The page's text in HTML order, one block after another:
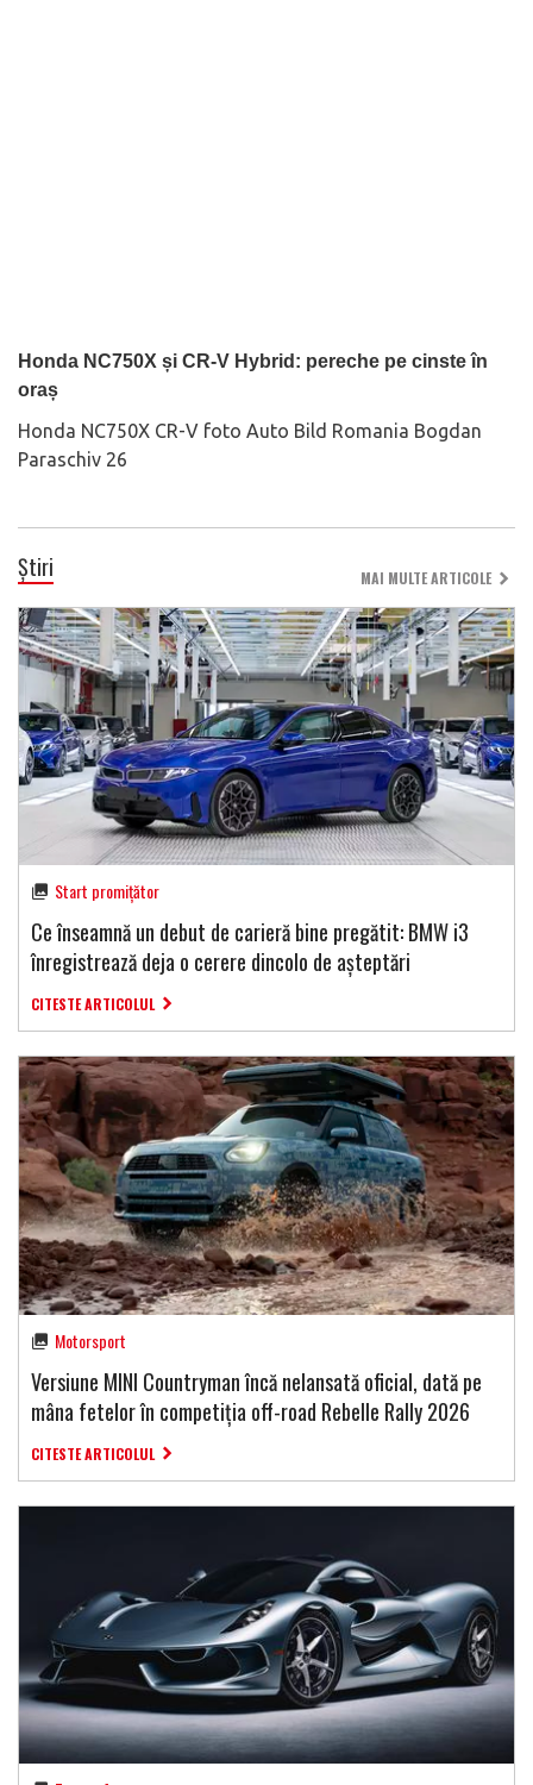
Honda NC750X și CR-V Hybrid: pereche pe cinste în
oraș
Honda NC750X CR-V foto Auto Bild Romania Bogdan
Paraschiv 26
Știri MAI MULTE ARTICOLE
Start promițător
Ce înseamnă un debut de carieră bine pregătit: BMW i3
înregistrează deja o cerere dincolo de așteptări
CITESTE ARTICOLUL
Motorsport
Versiune MINI Countryman încă nelansată oficial, dată pe
mâna fetelor în competiția off-road Rebelle Rally 2026
CITESTE ARTICOLUL